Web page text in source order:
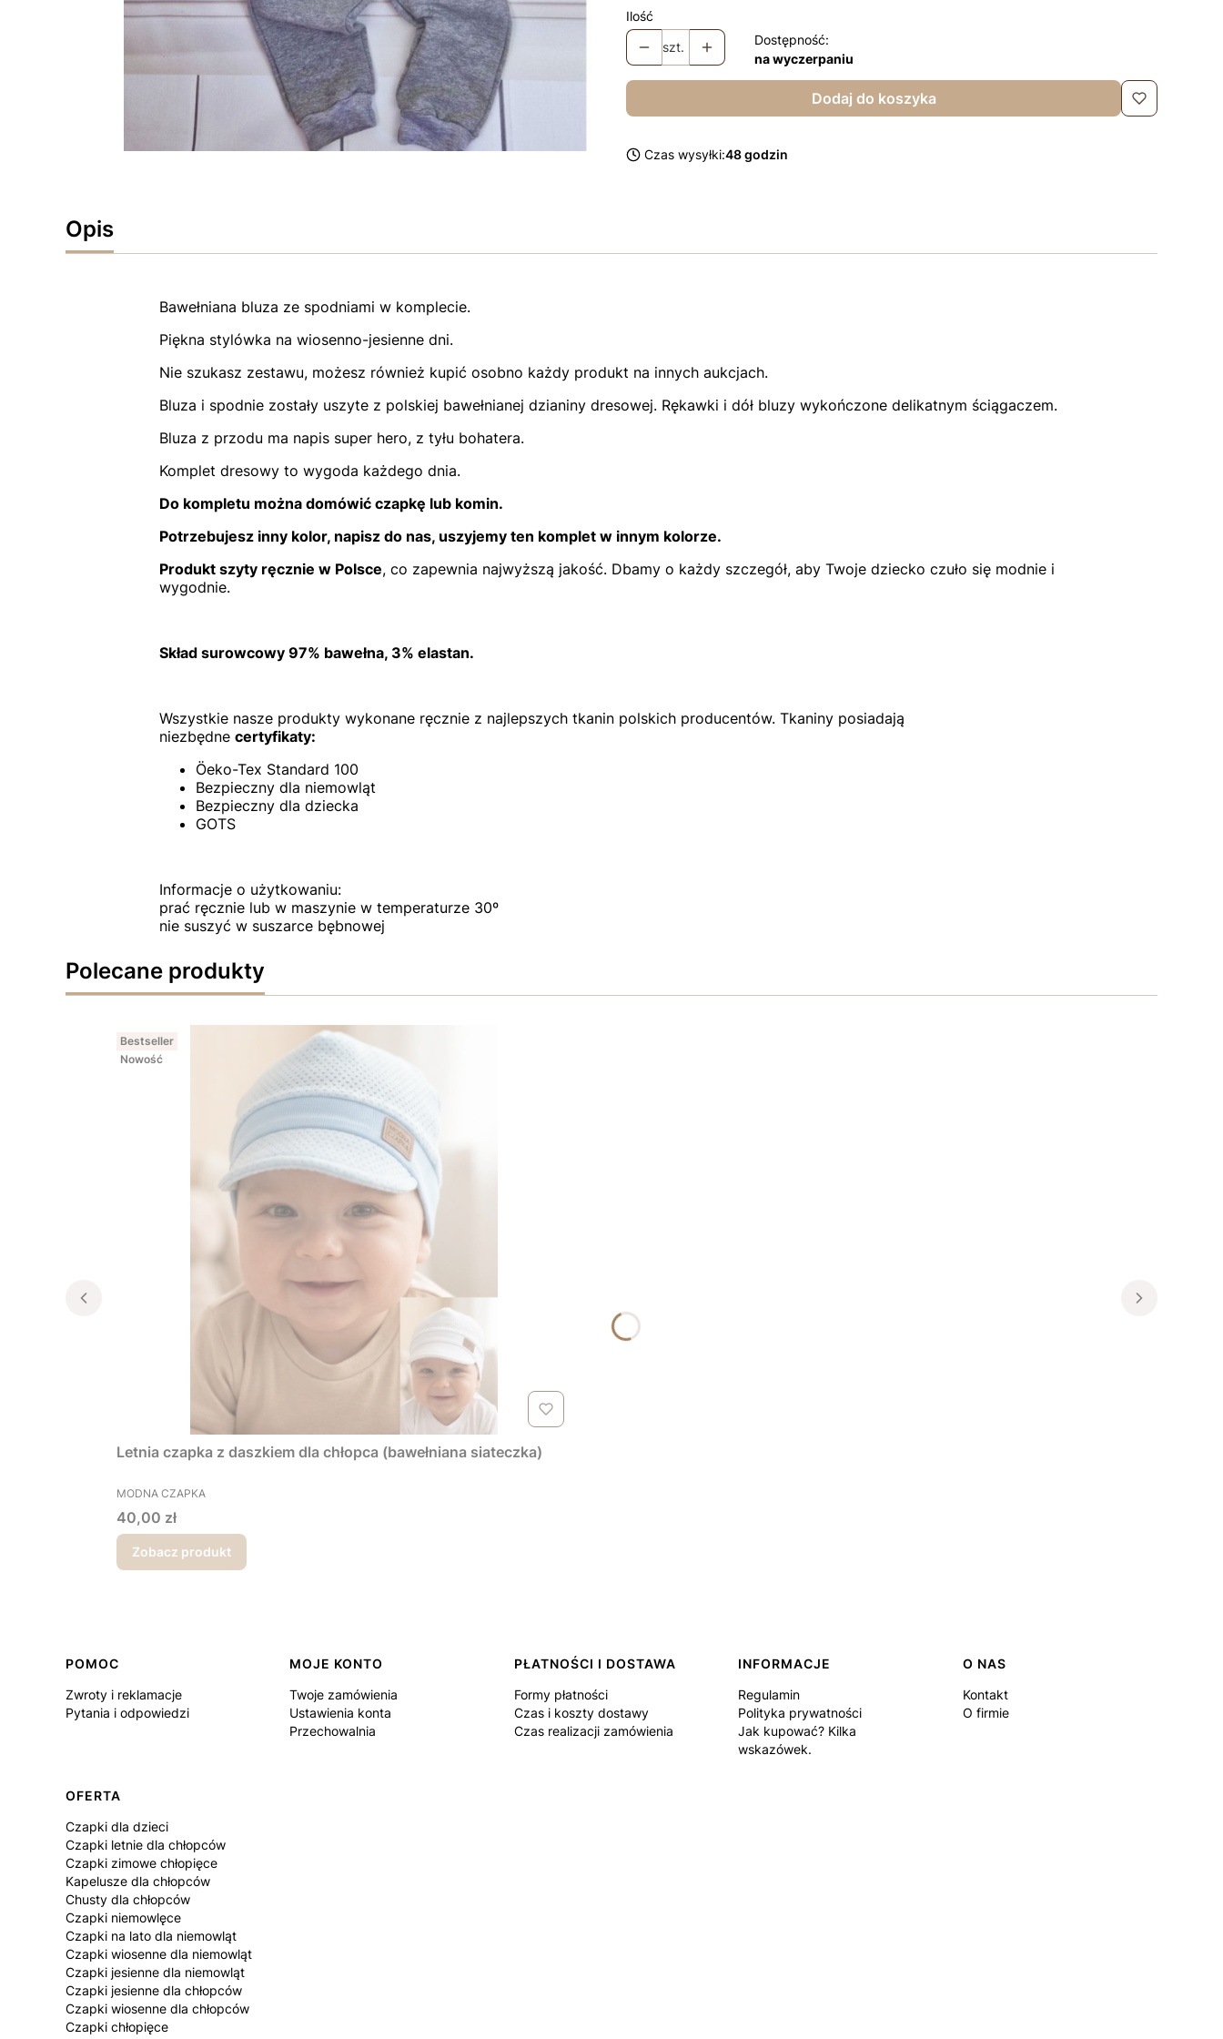
Ilość
szt.
Dostępność:
na wyczerpaniu
Dodaj do koszyka
Czas wysyłki:48 godzin
Opis
Bawełniana bluza ze spodniami w komplecie.
Piękna stylówka na wiosenno-jesienne dni.
Nie szukasz zestawu, możesz również kupić osobno każdy produkt na innych aukcjach.
Bluza i spodnie zostały uszyte z polskiej bawełnianej dzianiny dresowej. Rękawki i dół bluzy wykończone delikatnym ściągaczem.
Bluza z przodu ma napis super hero, z tyłu bohatera.
Komplet dresowy to wygoda każdego dnia.
Do kompletu można domówić czapkę lub komin.
Potrzebujesz inny kolor, napisz do nas, uszyjemy ten komplet w innym kolorze.
Produkt szyty ręcznie w Polsce, co zapewnia najwyższą jakość. Dbamy o każdy szczegół, aby Twoje dziecko czuło się modnie i
wygodnie.
Skład surowcowy 97% bawełna, 3% elastan.
Wszystkie nasze produkty wykonane ręcznie z najlepszych tkanin polskich producentów. Tkaniny posiadają
niezbędne certyfikaty:
Öeko-Tex Standard 100
Bezpieczny dla niemowląt
Bezpieczny dla dziecka
GOTS
Informacje o użytkowaniu:
prać ręcznie lub w maszynie w temperaturze 30º
nie suszyć w suszarce bębnowej
Polecane produkty
Bestseller
Nowość
Letnia czapka z daszkiem dla chłopca (bawełniana siateczka)
PRODUCENT
MODNA CZAPKA
Cena
40,00 zł
Zobacz produkt
Linki w stopce
POMOC
Zwroty i reklamacje
Pytania i odpowiedzi
MOJE KONTO
Twoje zamówienia
Ustawienia konta
Przechowalnia
PŁATNOŚCI I DOSTAWA
Formy płatności
Czas i koszty dostawy
Czas realizacji zamówienia
INFORMACJE
Regulamin
Polityka prywatności
Jak kupować? Kilka
wskazówek.
O NAS
Kontakt
O firmie
OFERTA
Czapki dla dzieci
Czapki letnie dla chłopców
Czapki zimowe chłopięce
Kapelusze dla chłopców
Chusty dla chłopców
Czapki niemowlęce
Czapki na lato dla niemowląt
Czapki wiosenne dla niemowląt
Czapki jesienne dla niemowląt
Czapki jesienne dla chłopców
Czapki wiosenne dla chłopców
Czapki chłopięce